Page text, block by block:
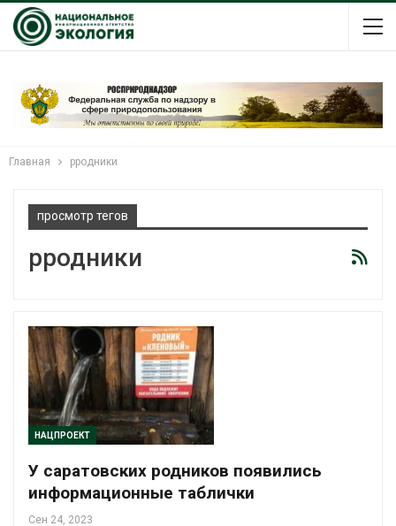
Главная рродники
просмотр тегов
рродники
НАЦПРОЕКТ
У саратовских родников появились
информационные таблички
Сен 24, 2023